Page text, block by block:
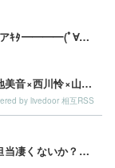
【速報】チーム8 歌田初夏さんの初水着グラビアｷﾀ━━━━(ﾟ∀ﾟ)━━━━!!
8/16発売「EX大衆 2019年9月号」掲載：向井地美音×西川怜×山内瑞葵（AKB48）、村瀬紗英...
by livedoor 相互RSS
伊藤百花の仕事バンバン取ってくるDHの営業担当凄くないか？今年のボーナス凄いことになりそう！！【AK...